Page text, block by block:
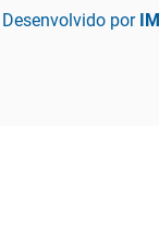
Desenvolvido por